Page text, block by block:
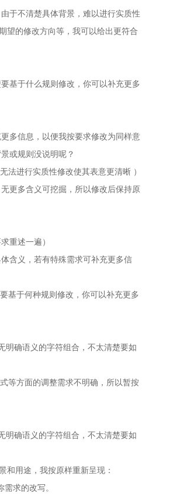
于不清楚具体背景，难以进行实质性
望的修改方向等，我可以给出更符合
基于什么规则修改，你可以补充更多
多信息，以便我按要求修改为同样意
或规则没说明呢？
进行实质性修改使其表意更清晰 ）
更多含义可挖掘，所以修改后保持原
重述一遍）
含义，若有特殊需求可补充更多信
基于何种规则修改，你可以补充更多
明确语义的字符组合，不太清楚要如
等方面的调整需求不明确，所以暂按
明确语义的字符组合，不太清楚要如
和用途，我按原样重新呈现：
求的改写。